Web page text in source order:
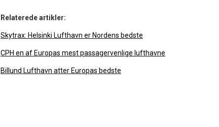
Relaterede artikler:
Skytrax: Helsinki Lufthavn er Nordens bedste
CPH en af Europas mest passagervenlige lufthavne
Billund Lufthavn atter Europas bedste